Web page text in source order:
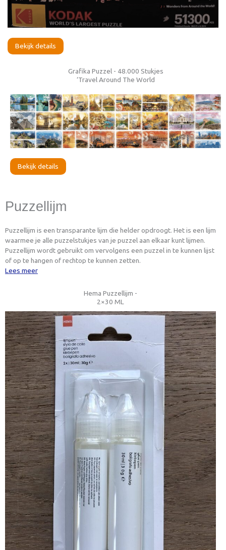
Bekijk details
Grafika Puzzel - 48.000 Stukjes
‘Travel Around The World
Bekijk details
Puzzellijm
Puzzellijm is een transparante lijm die helder opdroogt. Het is een lijm
waarmee je alle puzzelstukjes van je puzzel aan elkaar kunt lijmen.
Puzzellijm wordt gebruikt om vervolgens een puzzel in te kunnen lijst
of op te hangen of rechtop te kunnen zetten.
Lees meer
Hema Puzzellijm -
2×30 ML